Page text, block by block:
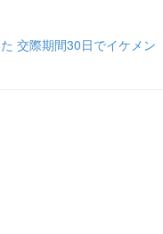
交際期間30日でイケメン